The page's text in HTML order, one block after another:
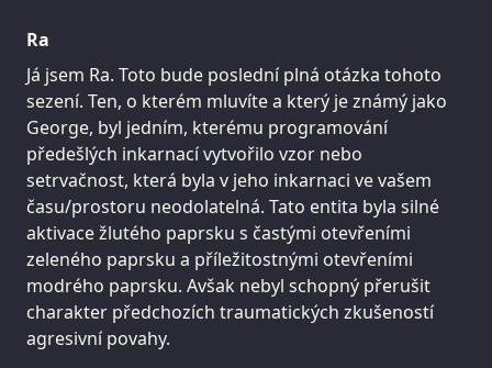
Ra
Já jsem Ra. Toto bude poslední plná otázka tohoto
sezení. Ten, o kterém mluvíte a který je známý jako
George, byl jedním, kterému programování
předešlých inkarnací vytvořilo vzor nebo
setrvačnost, která byla v jeho inkarnaci ve vašem
času/prostoru neodolatelná. Tato entita byla silné
aktivace žlutého paprsku s častými otevřeními
zeleného paprsku a příležitostnými otevřeními
modrého paprsku. Avšak nebyl schopný přerušit
charakter předchozích traumatických zkušeností
agresivní povahy.